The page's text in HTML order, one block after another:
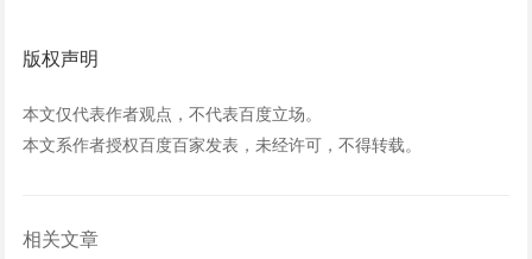
版权声明
本文仅代表作者观点，不代表百度立场。
本文系作者授权百度百家发表，未经许可，不得转载。
相关文章